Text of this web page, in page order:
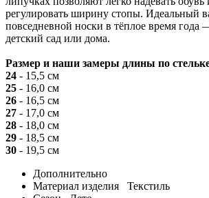
регулировать ширину стопы. Идеальный
повседневной носки в тёплое время года
детский сад или дома.
Размер и наши замеры длины по
24 - 15,5 см
25 - 16,0 см
26 - 16,5 см
27 - 17,0 см
28 - 18,0 см
29 - 18,5 см
30 - 19,5 см
Дополнительно
Материал изделия
Текстиль